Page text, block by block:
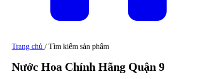
Trang chủ / Tìm kiếm sản phẩm
Nước Hoa Chính Hãng Quận 9Hàng mới về